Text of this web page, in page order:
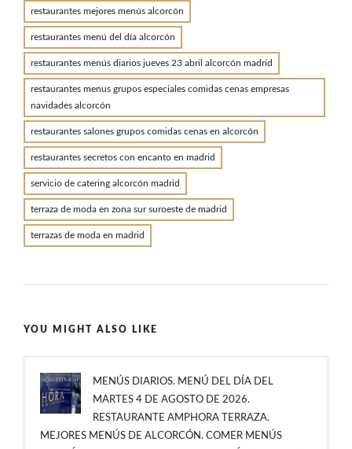
restaurantes mejores menús alcorcón
restaurantes menú del día alcorcón
restaurantes menús diarios jueves 23 abril alcorcón madrid
restaurantes menus grupos especiales comidas cenas empresas
navidades alcorcón
restaurantes salones grupos comidas cenas en alcorcón
restaurantes secretos con encanto en madrid
servicio de catering alcorcón madrid
terraza de moda en zona sur suroeste de madrid
terrazas de moda en madrid
YOU MIGHT ALSO LIKE
MENÚS DIARIOS. MENÚ DEL DÍA DEL
MARTES 4 DE AGOSTO DE 2026.
RESTAURANTE AMPHORA TERRAZA.
MEJORES MENÚS DE ALCORCÓN. COMER MENÚS